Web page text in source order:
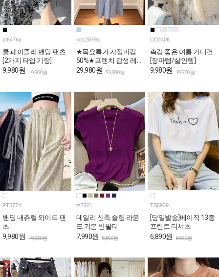
pt6476a
쿨 페이즐리 밴딩 팬츠
[2가지 타입 기장]
9,980원 19,980원
op12879a
★목요특가 자정마감
50%★프렌치 감성 레
이스 민소매 원피스
29,980원 59,980원
CD2408
촉감 좋은 여름 가디건
[장마템/살안템]
9,980원 19,980원
PT5774
밴딩 내츄럴 와이드 팬
츠
9,980원 19,980원
ts7201
데일리 신축 슬림 라운
드 기본 반팔티
7,990원 8,890원
TS5939
[당일발송]베이직 13종
프린트 티셔츠
6,890원 8,090원